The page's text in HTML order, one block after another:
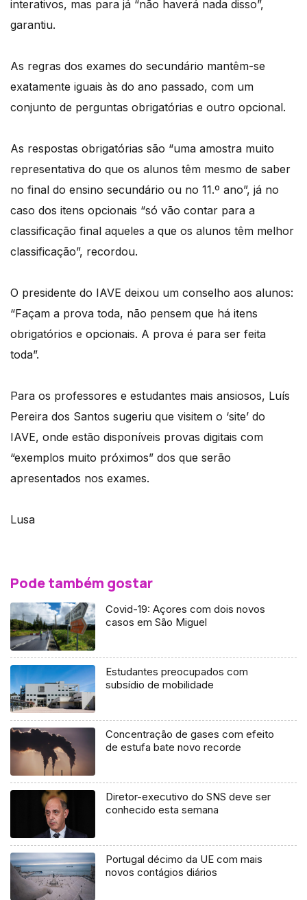
interativos, mas para já “não haverá nada disso”,
garantiu.
As regras dos exames do secundário mantêm-se
exatamente iguais às do ano passado, com um
conjunto de perguntas obrigatórias e outro opcional.
As respostas obrigatórias são “uma amostra muito
representativa do que os alunos têm mesmo de saber
no final do ensino secundário ou no 11.º ano”, já no
caso dos itens opcionais “só vão contar para a
classificação final aqueles a que os alunos têm melhor
classificação”, recordou.
O presidente do IAVE deixou um conselho aos alunos:
“Façam a prova toda, não pensem que há itens
obrigatórios e opcionais. A prova é para ser feita
toda”.
Para os professores e estudantes mais ansiosos, Luís
Pereira dos Santos sugeriu que visitem o ‘site’ do
IAVE, onde estão disponíveis provas digitais com
“exemplos muito próximos” dos que serão
apresentados nos exames.
Lusa
Pode também gostar
Covid-19: Açores com dois novos
casos em São Miguel
Estudantes preocupados com
subsídio de mobilidade
Concentração de gases com efeito
de estufa bate novo recorde
Diretor-executivo do SNS deve ser
conhecido esta semana
Portugal décimo da UE com mais
novos contágios diários